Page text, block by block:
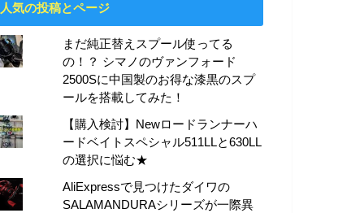
人気の投稿とページ
まだ純正替えスプール使ってる
の！？ シマノのヴァンフォード
2500Sに中国製のお得な漆黒のスプ
ールを搭載してみた！
【購入検討】Newロードランナーハ
ードベイトスペシャル511LLと630LL
の選択に悩む★
AliExpressで見つけたダイワの
SALAMANDURAシリーズが一際異